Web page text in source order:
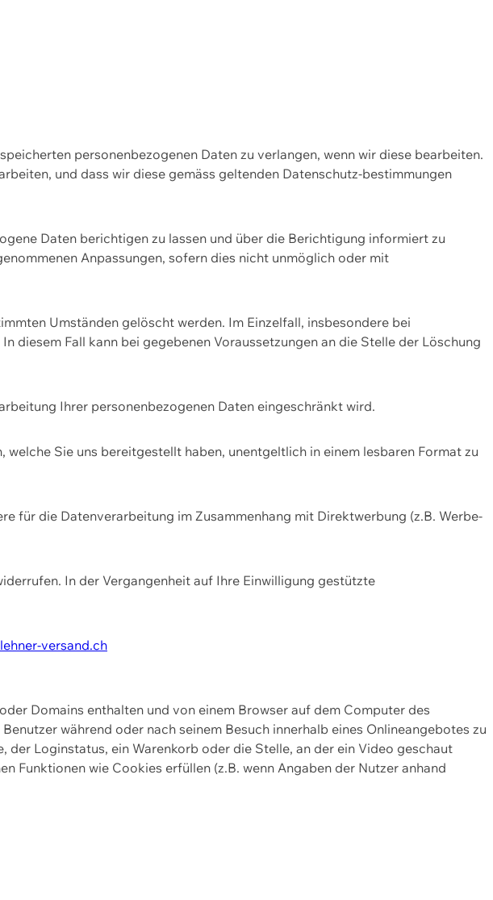
personenbezogenen Daten zu verlangen, wenn wir diese bearbeiten.
und dass wir diese gemäss geltenden Datenschutz-bestimmungen
Daten berichtigen zu lassen und über die Berichtigung informiert zu
Anpassungen, sofern dies nicht unmöglich oder mit
Umständen gelöscht werden. Im Einzelfall, insbesondere bei
diesem Fall kann bei gegebenen Voraussetzungen an die Stelle der Löschung
Ihrer personenbezogenen Daten eingeschränkt wird.
Sie uns bereitgestellt haben, unentgeltlich in einem lesbaren Format zu
für die Datenverarbeitung im Zusammenhang mit Direktwerbung (z.B. Werbe-
In der Vergangenheit auf Ihre Einwilligung gestützte
versand.ch
Domains enthalten und von einem Browser auf dem Computer des
während oder nach seinem Besuch innerhalb eines Onlineangebotes zu
Loginstatus, ein Warenkorb oder die Stelle, an der ein Video geschaut
Funktionen wie Cookies erfüllen (z.B. wenn Angaben der Nutzer anhand